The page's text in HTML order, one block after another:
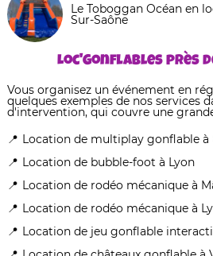
Le Toboggan Océan en
Sur-Saône
Loc'Gonflables près
Vous organisez un événement en
quelques exemples de nos services
d'intervention, qui couvre une
Location de multiplay gonflable
Location de bubble-foot à Lyon
Location de rodéo mécanique à
Location de rodéo mécanique à
Location de jeu gonflable